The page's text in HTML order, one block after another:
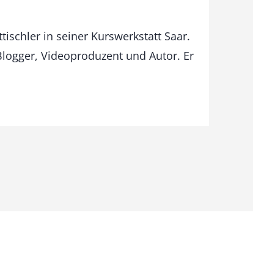
in seiner Kurswerkstatt Saar.
Videoproduzent und Autor. Er